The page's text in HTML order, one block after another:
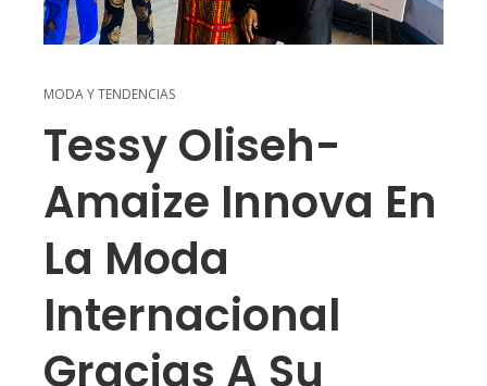
MODA Y TENDENCIAS
Tessy Oliseh-
Amaize Innova En
La Moda
Internacional
Gracias A Su